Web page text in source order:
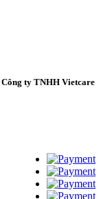
ty TNHH Vietcare